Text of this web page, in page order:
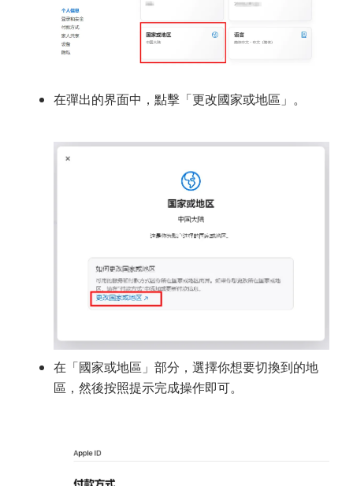
在彈出的界面中，點擊「更改國家或地區」。
在「國家或地區」部分，選擇你想要切換到的地
區，然後按照提示完成操作即可。